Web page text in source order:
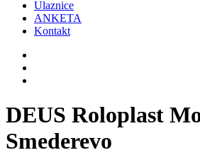
Ulaznice
ANKETA
Kontakt
DEUS Roloplast
Smederevo